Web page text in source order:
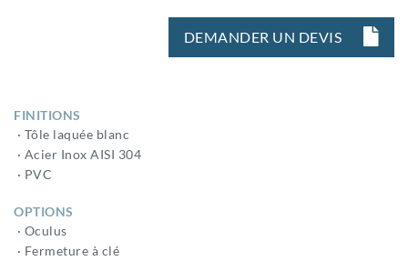
DEMANDER UN DEVIS
FINITIONS
· Tôle laquée blanc
· Acier Inox AISI 304
· PVC
OPTIONS
· Oculus
· Fermeture à clé